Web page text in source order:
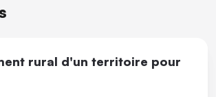
rural d'un territoire pour